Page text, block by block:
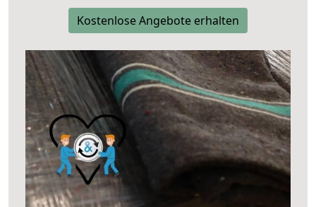
Kostenlose Angebote erhalten